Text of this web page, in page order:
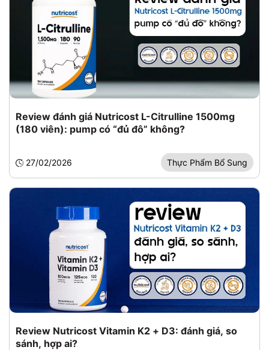
Review đánh giá Nutricost L-Citrulline 1500mg
(180 viên): pump có “đủ đô” không?
27/02/2026 Thực Phẩm Bổ Sung
Review Nutricost Vitamin K2 + D3: đánh giá, so
sánh, hợp ai?